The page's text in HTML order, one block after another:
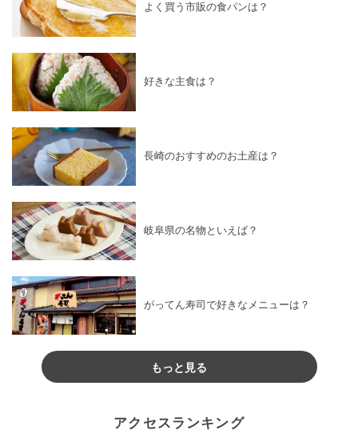
よく買う市販の食パンは？
好きな主食は？
長崎のおすすめのお土産は？
岐阜県の名物といえば？
がってん寿司で好きなメニューは？
もっと見る
アクセスランキング